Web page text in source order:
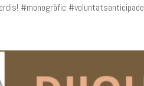
#monogràfic